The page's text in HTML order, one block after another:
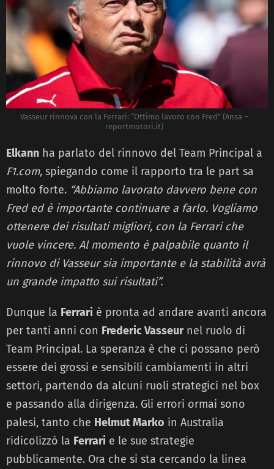
Vasseur rinnova con la Ferrari: “Ottimo lavoro con Fred” (Ansa –
reportmotori.it)
Elkann ha parlato del rinnovo del Team Principal a
F1.com, spiegando come il rapporto tra le part sa
molto forte. “Abbiamo lavorato davvero bene con
Fred ed è importante continuare a farlo. Vogliamo
ottenere dei risultati migliori, con la Ferrari che
vuole vincere. Al momento è palpabile quanto il
rinnovo di Vasseur sia importante e la stabilità avrà
un grande impatto sui risultati”.
Dunque la Ferrari è pronta ad andare avanti ancora
per tanti anni con Frederic Vasseurnel ruolo di
Team Principal. La speranza è che ci possano però
essere dei grossi e sensibili cambiamenti in altri
settori, partendo da alcuni ruoli strategici nel box
e passando alla dirigenza. Gli errori ormai sono
palesi, tanto che Helmut Marko in Australia
ridicolizzò la Ferrari e le sue strategie
pubblicamente. Ora che si sta cercando la linea